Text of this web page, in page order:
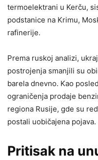
termoelektrani u Kerču,
podstanice na Krimu,
rafinerije.
Prema ruskoj analizi,
postrojenja smanjili su
barela dnevno. Kao
ograničenja prodaje
regiona Rusije, gde su
postali uobičajena pojava.
Pritisak na